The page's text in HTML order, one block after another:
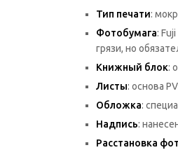
Тип печати:
Фотобумага:
грязи, но
Книжный блок:
Листы: основа
Обложка:
Надпись:
Расстановка